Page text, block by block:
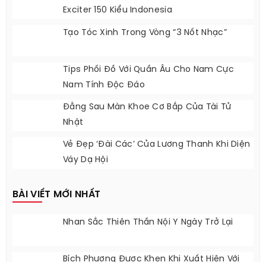
Exciter 150 Kiểu Indonesia
Tạo Tóc Xinh Trong Vòng “3 Nốt Nhạc”
Tips Phối Đồ Với Quần Âu Cho Nam Cực
Nam Tính Độc Đáo
Đằng Sau Màn Khoe Cơ Bắp Của Tài Tử
Nhật
Vẻ Đẹp ‘đài Các’ Của Lương Thanh Khi Diện
Váy Dạ Hội
BÀI VIẾT MỚI NHẤT
Nhan Sắc Thiên Thần Nội Y Ngày Trở Lại
Bích Phương Được Khen Khi Xuất Hiện Với